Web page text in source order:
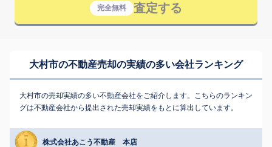
完全無料 査定する
大村市の不動産売却の実績の多い会社ランキング
大村市の売却実績の多い不動産会社をご紹介します。こちらのランキン
グは不動産会社から提出された売却実績をもとに算出しています。
株式会社あこう不動産 本店